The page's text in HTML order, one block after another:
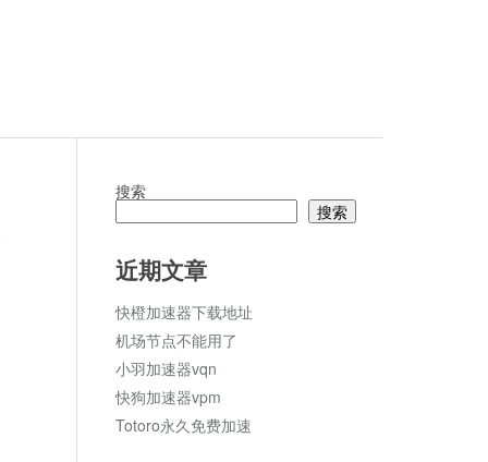
搜索
搜索
近期文章
快橙加速器下载地址
机场节点不能用了
小羽加速器vqn
快狗加速器vpm
Totoro永久免费加速